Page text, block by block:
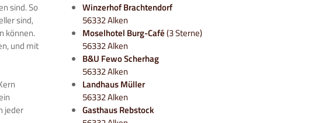
sind. So
sind,
können.
und mit
jeder
Winzerhof Brachtendorf
56332 Alken
Moselhotel Burg-Café(3 Sterne)
56332 Alken
B&U Fewo Scherhag
56332 Alken
Landhaus Müller
56332 Alken
Gasthaus Rebstock